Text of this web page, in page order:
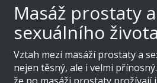
Masáž prostaty
sexuálního života
Vztah mezi masáží prostaty a
nejen těsný, ale i velmi